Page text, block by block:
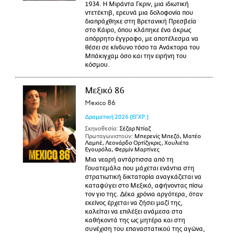
1934. Η Μιράντα Γκριν, μια ιδιωτική
ντετέκτιβ, ερευνά μια δολοφονία που
διαπράχθηκε στη Βρετανική Πρεσβεία
στο Κάιρο, όπου κλάπηκε ένα άκρως
απόρρητο έγγραφο, με αποτέλεσμα να
θέσει σε κίνδυνο τόσο τα Ανάκτορα του
Μπάκιγχαμ όσο και την ειρήνη του
κόσμου.
Μεξικό 86
Mexico 86
Δραματική 2026 (ΕΓΧΡ.)
Σκηνοθεσία: Σέζαρ Ντίαζ
Πρωταγωνιστούν: Μπερενίς Μπεζό, Ματέο
Λαμπέ, Λεονάρδο Ορτίζγκρις, Χουλιέτα
Εγουρόλα, Φερμίν Μαρτίνες
Μια νεαρή αντάρτισσα από τη
Γουατεμάλα που μάχεται ενάντια στη
στρατιωτική δικτατορία αναγκάζεται να
καταφύγει στο Μεξικό, αφήνοντας πίσω
τον γιο της. Δέκα χρόνια αργότερα, όταν
εκείνος έρχεται να ζήσει μαζί της,
καλείται να επιλέξει ανάμεσα στα
καθήκοντά της ως μητέρα και στη
συνέχιση του επαναστατικού της αγώνα,